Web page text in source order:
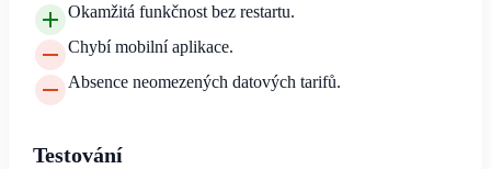
Okamžitá funkčnost bez restartu.
Chybí mobilní aplikace.
Absence neomezených datových tarifů.
Testování